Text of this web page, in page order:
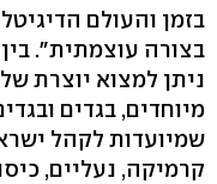
בזמן והעולם
בצורה עוצמתית".
ניתן למצוא יוצרת
מיוחדים, בגדים
שמיועדות לקהל
קרמיקה, נעליים,